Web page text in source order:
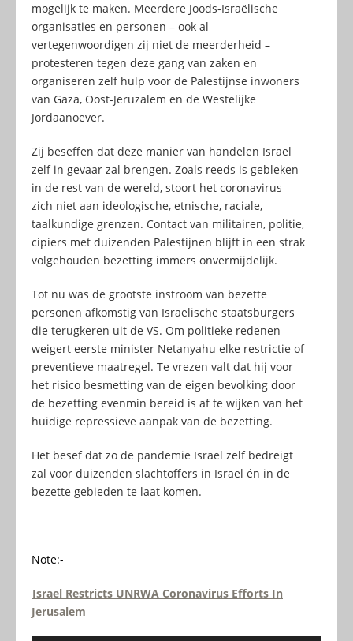
mogelijk te maken. Meerdere Joods-Israëlische
organisaties en personen – ook al
vertegenwoordigen zij niet de meerderheid –
protesteren tegen deze gang van zaken en
organiseren zelf hulp voor de Palestijnse inwoners
van Gaza, Oost-Jeruzalem en de Westelijke
Jordaanoever.
Zij beseffen dat deze manier van handelen Israël
zelf in gevaar zal brengen. Zoals reeds is gebleken
in de rest van de wereld, stoort het coronavirus
zich niet aan ideologische, etnische, raciale,
taalkundige grenzen. Contact van militairen, politie,
cipiers met duizenden Palestijnen blijft in een strak
volgehouden bezetting immers onvermijdelijk.
Tot nu was de grootste instroom van bezette
personen afkomstig van Israëlische staatsburgers
die terugkeren uit de VS. Om politieke redenen
weigert eerste minister Netanyahu elke restrictie of
preventieve maatregel. Te vrezen valt dat hij voor
het risico besmetting van de eigen bevolking door
de bezetting evenmin bereid is af te wijken van het
huidige repressieve aanpak van de bezetting.
Het besef dat zo de pandemie Israël zelf bedreigt
zal voor duizenden slachtoffers in Israël én in de
bezette gebieden te laat komen.
Note:-
Israel Restricts UNRWA Coronavirus Efforts In
Jerusalem